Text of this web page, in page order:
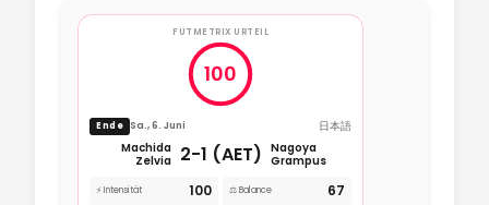
FUTMETRIX URTEIL
100
Ende Sa., 6. Juni
日本語
Machida
Zelvia
2-1 (AET) Nagoya
Grampus
⚡ Intensität 100 ⚖️ Balance 67